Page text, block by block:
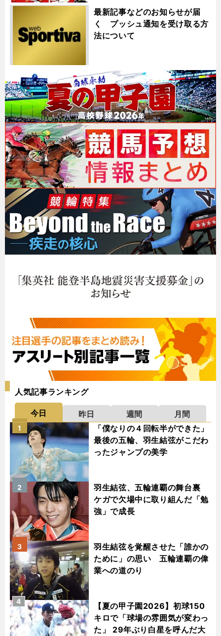
最新記事などのお知らせが届
く プッシュ通知を受け取る方
法について
人気記事ランキング
今日 昨日 週間
月間
「僕なりの４回転半ができた」
最後の五輪、羽生結弦がこだわ
ったジャンプの美学
1
羽生結弦、五輪連覇の舞台裏
ケガで欠場中に取り組んだ「勉
強」で成長
2
羽生結弦を覚醒させた「誰かの
ために」の思い 五輪連覇の偉
業への道のり
3
【夏の甲子園2026】初球150
キロで「球場の雰囲気が変わっ
た」 29年ぶり白星を呼んだ大
4